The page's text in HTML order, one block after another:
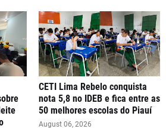
CETI Lima Rebelo conquista
nota 5,8 no IDEB e fica entre as
50 melhores escolas do Piauí
August 06, 2026